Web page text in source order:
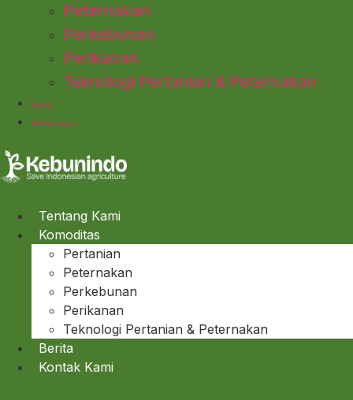
Peternakan
Perkebunan
Perikanan
Teknologi Pertanian & Peternakan
Berita
Kontak Kami
Tentang Kami
Komoditas
Pertanian
Peternakan
Perkebunan
Perikanan
Teknologi Pertanian & Peternakan
Berita
Kontak Kami